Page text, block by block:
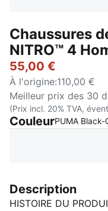
Chaussures
NITRO™ 4
55,00 €
À l'origine:110,00 €
Meilleur prix des 30
(Prix incl. 20% TVA,
CouleurPUMA
Description
HISTOIRE DU